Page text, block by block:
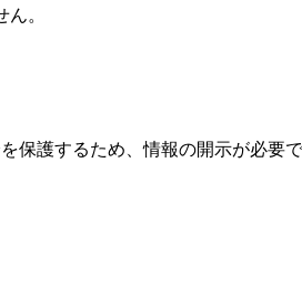
。
保護するため、情報の開示が必要